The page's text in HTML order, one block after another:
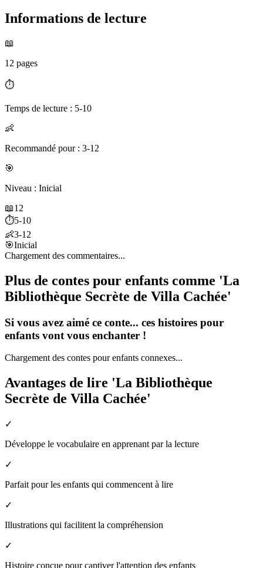
Informations de lecture
📖
12 pages
⏱️
Temps de lecture : 5-10
👶
Recommandé pour : 3-12
🎯
Niveau : Inicial
📖12
⏱️5-10
👶3-12
🎯Inicial
Chargement des commentaires...
Plus de contes pour enfants comme 'La
Bibliothèque Secrète de Villa Cachée'
Si vous avez aimé ce conte... ces histoires pour
enfants vont vous enchanter !
Chargement des contes pour enfants connexes...
Avantages de lire 'La Bibliothèque
Secrète de Villa Cachée'
✓
Développe le vocabulaire en apprenant par la lecture
✓
Parfait pour les enfants qui commencent à lire
✓
Illustrations qui facilitent la compréhension
✓
Histoire conçue pour captiver l'attention des enfants